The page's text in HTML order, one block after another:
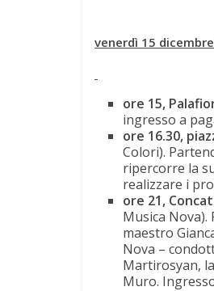
venerdì 15
ore 15,
ingresso a
ore 16.30,
Colori).
ripercorre la
realizzare i
ore 21,
Musica Nova).
maestro
Nova –
Martirosyan,
Muro.